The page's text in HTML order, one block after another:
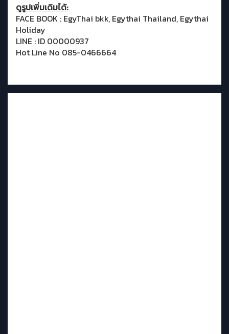
ดูรูปเพิ่มเดิมได้:
FACE BOOK : EgyThai bkk, Egythai Thailand, Egythai
Holiday
LINE : ID 00000937
Hot Line No 085-0466664